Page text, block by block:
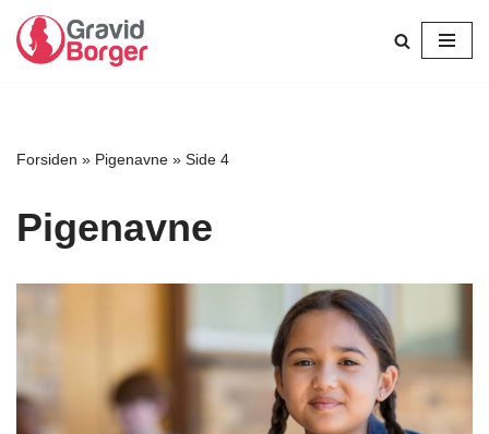
Spring
Forsiden » Pigenavne » Side 4
Pigenavne